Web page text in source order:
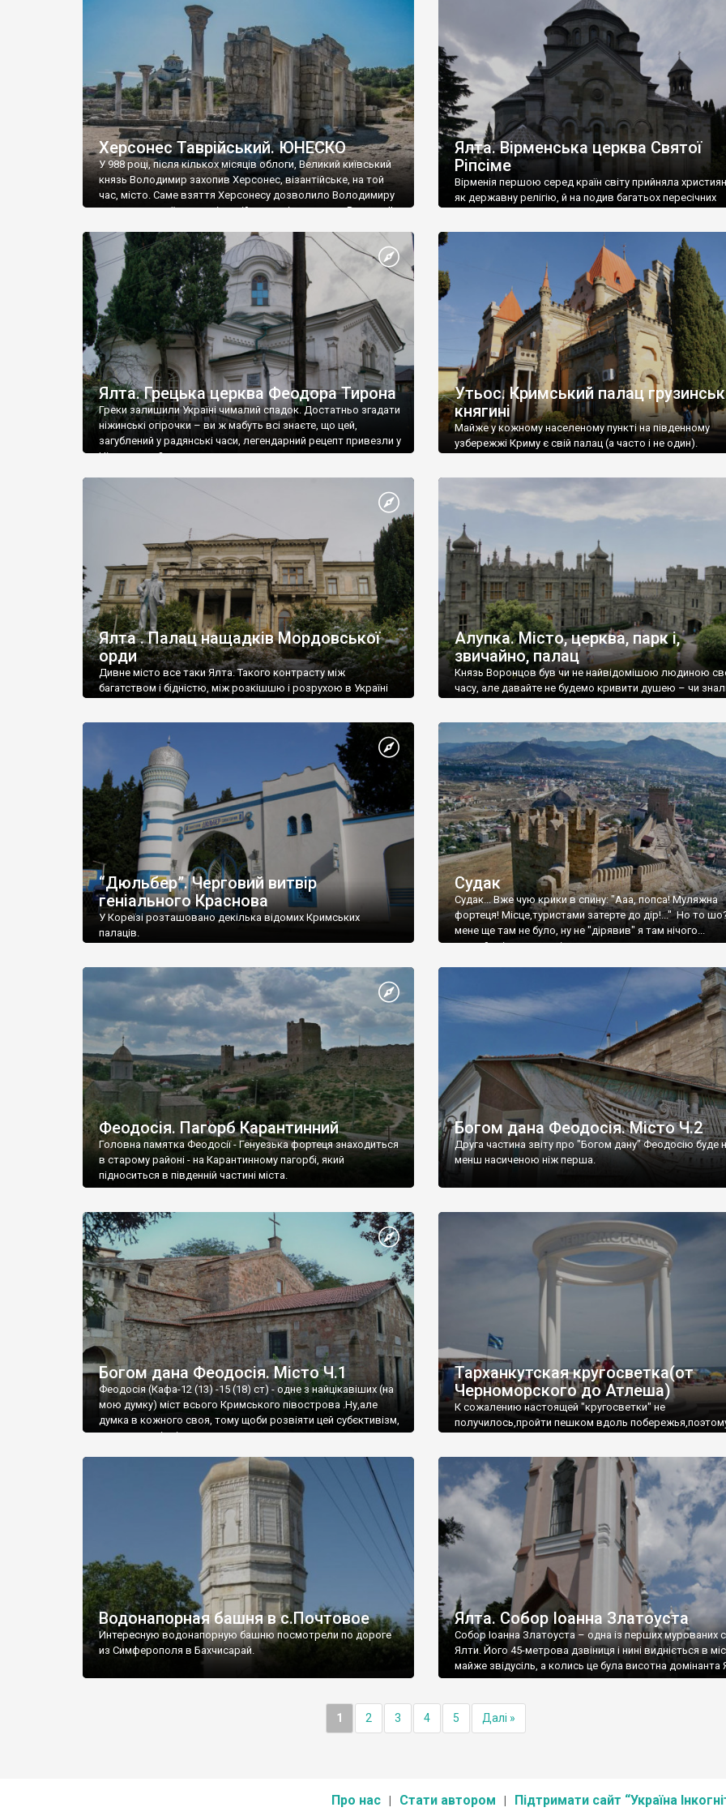
візантійської доби. Раритети викрадені з фондів об’єкту
культурної спадщини ЮНЕСКО «Херсонеса Таврійського».
Офіційно – на виставку «Золото Візантії», але експерти та
влада в Україні вважають це лише […]
називаються «повстяками» (postaki)…” “Вино. Крим
виробляє відмінне вино і його вдосталь: воно все
легке біле і дуже […]
Херсонес Таврійський. ЮНЕСКО
У 988 році, після кількох місяців облоги, Великий київський
князь Володимир захопив Херсонес, візантійське, на той
час, місто. Саме взяття Херсонесу дозволило Володимиру
диктувати свої умови візантійському імператору Василю ІІ,
Херсонесі Володимир-язичник, став Василем-
християнином. А потім було Хрещення Русі. На честь
Херсонесу Таврійського названо місто […]
Ялта. Вірменська церква Святої
Ріпсіме
Вірменія першою серед країн світу прийняла
як державну релігію, й на подив багатьох пересічних
Ялта. Грецька церква Феодора Тирона
Греки залишили Україні чималий спадок. Достатньо згадати
ніжинські огірочки – ви ж мабуть всі знаєте, що цей,
загублений у радянські часи, легендарний рецепт привезли у
Ніжин греки?
Утьос. Кримський палац
княгині
Майже у кожному населеному пункті на південному
узбережжі Криму є свій палац (а часто і не один).
Ялта . Палац нащадків Мордовської
орди
Дивне місто все таки Ялта. Такого контрасту між
багатством і бідністю, між розкішшю і розрухою в Україні
Алупка. Місто, церква, парк і,
звичайно, палац
Князь Воронцов був чи не найвідомішою людиною
часу, але давайте не будемо кривити душею – чи
“Дюльбер”. Черговий витвір
геніального Краснова
У Кореїзі розташовано декілька відомих Кримських
палаців.
Судак
Судак... Вже чую крики в спину: "Ааа, попса! Муляжна
фортеця! Місце,туристами затерте до дір!..." Но то
мене ще там не було, ну не "дірявив" я там нічого...
принаймні до цього літа.
Феодосія. Пагорб Карантинний
Головна памятка Феодосії - Генуезька фортеця знаходиться
в старому районі - на Карантинному пагорбі, який
підноситься в південній частині міста.
Богом дана Феодосія. Місто Ч.2
Друга частина звіту про "Богом дану" Феодосію буде
менш насиченою ніж перша.
Богом дана Феодосія. Місто Ч.1
Феодосія (Кафа-12 (13) -15 (18) ст) - одне з найцікавіших (на
мою думку) міст всього Кримського півострова .Ну,але
думка в кожного своя, тому щоби розвіяти цей субєктивізм,
запрошую відвідати це
Тарханкутская кругосветка(от
Черноморского до Атлеша)
К сожалению настоящей "кругосветки" не
получилось,пройти пешком вдоль
Водонапорная башня в с.Почтовое
Интересную водонапорную башню посмотрели по дороге
из Симферополя в Бахчисарай.
Ялта. Собор Іоанна Златоуста
Собор Іоанна Златоуста – одна із перших мурованих
Ялти. Його 45-метрова дзвіниця і нині видніється в
майже звідусіль, а колись це була висотна домінанта
1 2 3 4 5 Далі »
Про нас Стати автором Підтримати сайт “Україна